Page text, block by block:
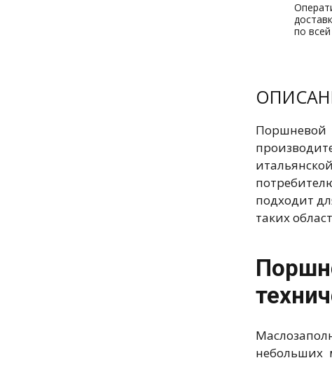
по
Поршневой
подходит
таких
небольших